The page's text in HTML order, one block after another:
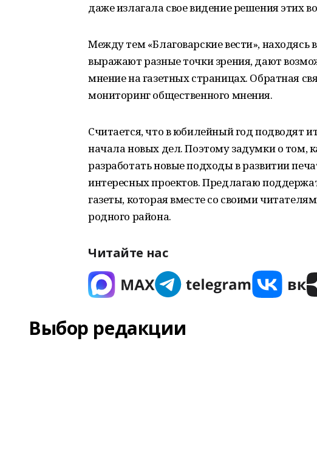
даже излагала свое видение решения этих
Между тем «Благоварские вести», находясь
выражают разные точки зрения, дают
мнение на газетных страницах. Обратная
мониторинг общественного мнения.
Считается, что в юбилейный год подводят
начала новых дел. Поэтому задумки о том,
разработать новые подходы в развитии
интересных проектов. Предлагаю
газеты, которая вместе со своими
родного района.
Читайте нас
Выбор редакции